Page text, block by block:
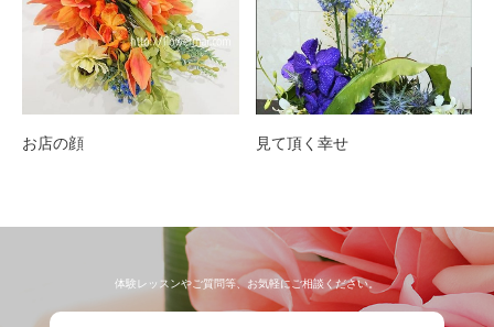
お店の顔 見て頂く幸せ
体験レッスンやご質問等、お気軽にご相談ください。